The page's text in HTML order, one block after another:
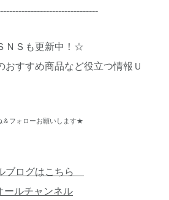
ＮＳも更新中！☆
おすすめ商品など役立つ情報Ｕ
＆フォローお願いします★
ブログはこちら
ールチャンネル